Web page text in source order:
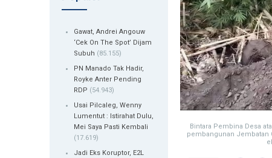
Bintara Pembina Desa
pembangunan Jembatan
Gawat, Andrei Angouw
‘Cek On The Spot’ Dijam
Subuh (85.155)
PN Manado Tak Hadir,
Royke Anter Pending
RDP (54.943)
Usai Pilcaleg, Wenny
Lumentut : Istirahat Dulu,
Mei Saya Pasti Kembali
(17.619)
Jadi Eks Koruptor, E2L